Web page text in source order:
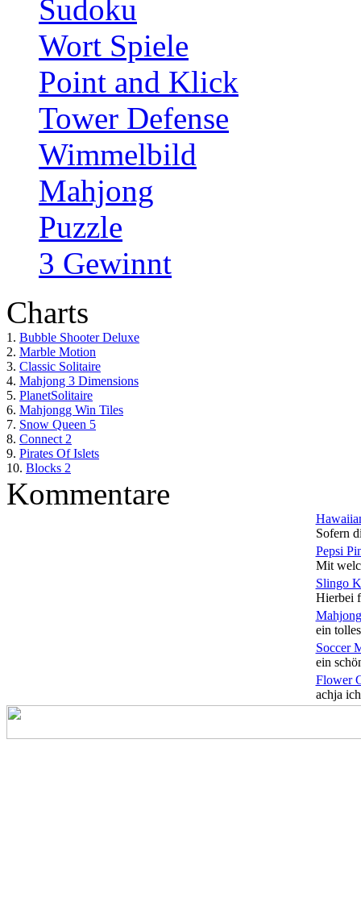
Sudoku
Wort Spiele
Point and Klick
Tower Defense
Wimmelbild
Mahjong
Puzzle
3 Gewinnt
Charts
1. Bubble Shooter Deluxe
2. Marble Motion
3. Classic Solitaire
4. Mahjong 3 Dimensions
5. PlanetSolitaire
6. Mahjongg Win Tiles
7. Snow Queen 5
8. Connect 2
9. Pirates Of Islets
10. Blocks 2
Kommentare
Sofern
Pepsi
Mit
Slingo
Hierbei
ein
Soccer
ein
Flower
achja